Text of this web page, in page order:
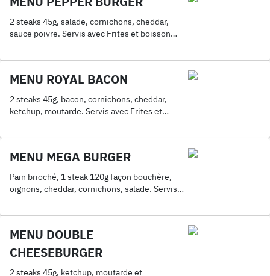
2 steaks 45g, salade, cornichons, cheddar,
sauce poivre. Servis avec Frites et boisson
MENU ROYAL BACON
2 steaks 45g, bacon, cornichons, cheddar,
ketchup, moutarde. Servis avec Frites et
MENU MEGA BURGER
Pain brioché, 1 steak 120g façon bouchère,
oignons, cheddar, cornichons, salade. Servis
MENU DOUBLE
CHEESEBURGER
2 steaks 45g, ketchup, moutarde et